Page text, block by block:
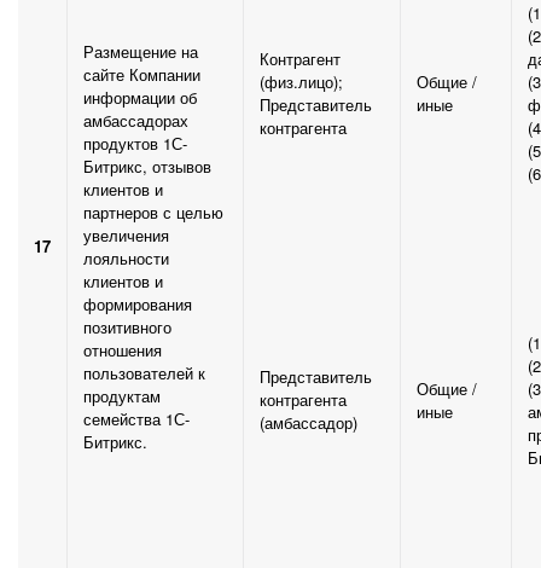
17
Размещение на
сайте Компании
информации об
амбассадорах
продуктов 1С-
Битрикс, отзывов
клиентов и
партнеров с целью
увеличения
лояльности
клиентов и
формирования
позитивного
отношения
пользователей к
продуктам
семейства 1С-
Битрикс.
Контрагент
(физ.лицо);
Представитель
контрагента
Общие /
иные
Представитель
контрагента
(амбассадор)
Общие /
иные